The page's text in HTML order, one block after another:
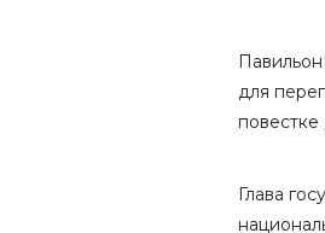
для
повестке
Глава